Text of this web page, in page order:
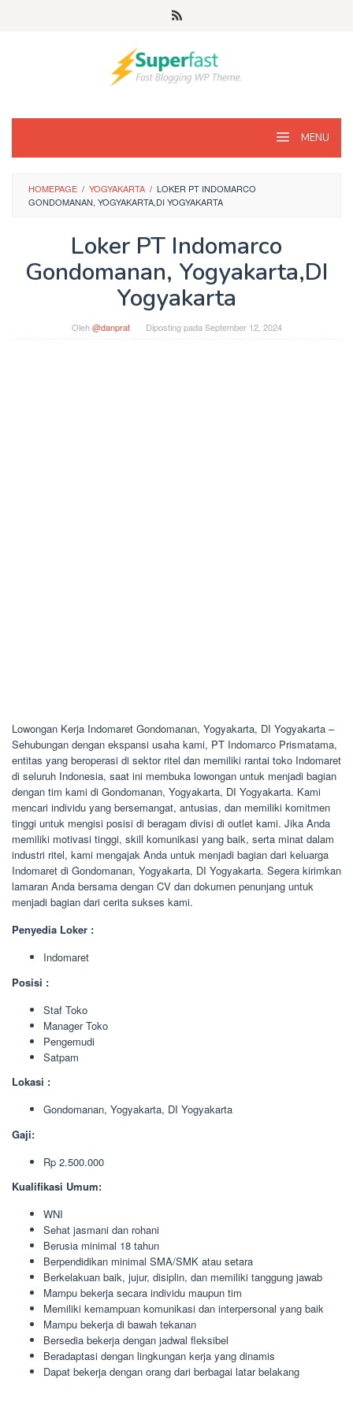
MENU
HOMEPAGE / YOGYAKARTA / LOKER PT INDOMARCO
GONDOMANAN, YOGYAKARTA,DI YOGYAKARTA
Loker PT Indomarco
Gondomanan, Yogyakarta,DI
Yogyakarta
Oleh@danprat Diposting pada September 12, 2024
Lowongan Kerja Indomaret Gondomanan, Yogyakarta, DI Yogyakarta –
Sehubungan dengan ekspansi usaha kami, PT Indomarco Prismatama,
entitas yang beroperasi di sektor ritel dan memiliki rantai toko Indomaret
di seluruh Indonesia, saat ini membuka lowongan untuk menjadi bagian
dengan tim kami di Gondomanan, Yogyakarta, DI Yogyakarta. Kami
mencari individu yang bersemangat, antusias, dan memiliki komitmen
tinggi untuk mengisi posisi di beragam divisi di outlet kami. Jika Anda
memiliki motivasi tinggi, skill komunikasi yang baik, serta minat dalam
industri ritel, kami mengajak Anda untuk menjadi bagian dari keluarga
Indomaret di Gondomanan, Yogyakarta, DI Yogyakarta. Segera kirimkan
lamaran Anda bersama dengan CV dan dokumen penunjang untuk
menjadi bagian dari cerita sukses kami.
Penyedia Loker :
Indomaret
Posisi :
Staf Toko
Manager Toko
Pengemudi
Satpam
Lokasi :
Gondomanan, Yogyakarta, DI Yogyakarta
Gaji:
Rp 2.500.000
Kualifikasi Umum:
WNI
Sehat jasmani dan rohani
Berusia minimal 18 tahun
Berpendidikan minimal SMA/SMK atau setara
Berkelakuan baik, jujur, disiplin, dan memiliki tanggung jawab
Mampu bekerja secara individu maupun tim
Memiliki kemampuan komunikasi dan interpersonal yang baik
Mampu bekerja di bawah tekanan
Bersedia bekerja dengan jadwal fleksibel
Beradaptasi dengan lingkungan kerja yang dinamis
Dapat bekerja dengan orang dari berbagai latar belakang